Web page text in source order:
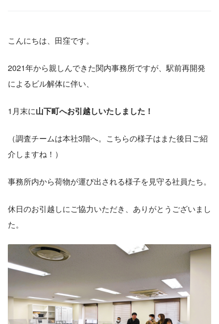
こんにちは、田窪です。
2021年から親しんできた関内事務所ですが、駅前再開発
によるビル解体に伴い、
1月末に山下町へお引越しいたしました！
（調査チームは本社3階へ。こちらの様子はまた後日ご紹
介しますね！）
事務所内から荷物が運び出される様子を見守る社員たち。
休日のお引越しにご協力いただき、ありがとうございまし
た。